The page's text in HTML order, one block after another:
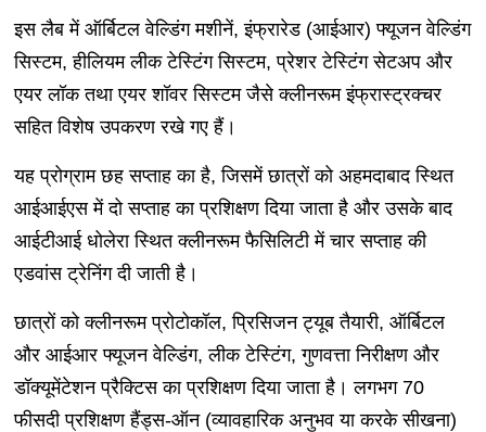
इस लैब में ऑर्बिटल वेल्डिंग मशीनें, इंफ्रारेड (आईआर) फ्यूजन वेल्डिंग
सिस्टम, हीलियम लीक टेस्टिंग सिस्टम, प्रेशर टेस्टिंग सेटअप और
एयर लॉक तथा एयर शॉवर सिस्टम जैसे क्लीनरूम इंफ्रास्ट्रक्चर
सहित विशेष उपकरण रखे गए हैं।
यह प्रोग्राम छह सप्ताह का है, जिसमें छात्रों को अहमदाबाद स्थित
आईआईएस में दो सप्ताह का प्रशिक्षण दिया जाता है और उसके बाद
आईटीआई धोलेरा स्थित क्लीनरूम फैसिलिटी में चार सप्ताह की
एडवांस ट्रेनिंग दी जाती है।
छात्रों को क्लीनरूम प्रोटोकॉल, प्रिसिजन ट्यूब तैयारी, ऑर्बिटल
और आईआर फ्यूजन वेल्डिंग, लीक टेस्टिंग, गुणवत्ता निरीक्षण और
डॉक्यूमेंटेशन प्रैक्टिस का प्रशिक्षण दिया जाता है। लगभग 70
फीसदी प्रशिक्षण हैंड्स-ऑन (व्यावहारिक अनुभव या करके सीखना)